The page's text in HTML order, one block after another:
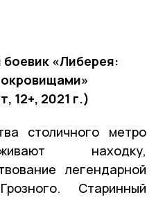
«Либерея:
12+, 2021 г.)
столичного метро
находку,
легендарной
Старинный